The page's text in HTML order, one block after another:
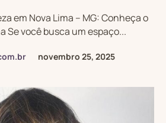
em Nova Lima – MG: Conheça o
Se você busca um espaço...
novembro 25, 2025